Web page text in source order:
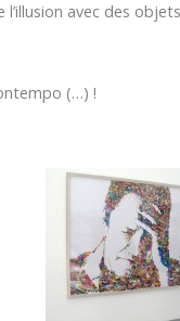
l’illusion avec des
(…) !